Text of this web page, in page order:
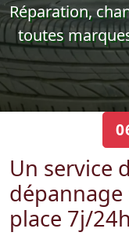
Réparation,
toutes
Un service
place 7j/24h